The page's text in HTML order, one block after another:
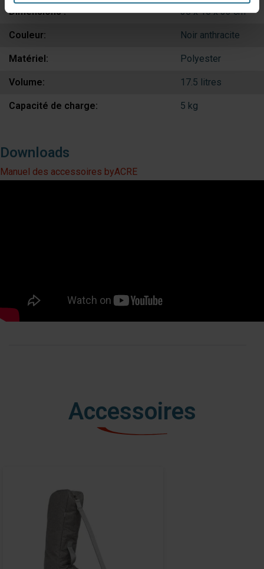
Dimensions : 35 x 16 x 33 cm
Couleur: Noir anthracite
Matériel: Polyester
Volume: 17.5 litres
Capacité de charge: 5 kg
Downloads
Manuel des accessoires byACRE
Accessoires